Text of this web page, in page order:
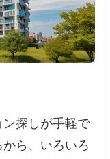
ン探しが手軽で
ら、いろいろ